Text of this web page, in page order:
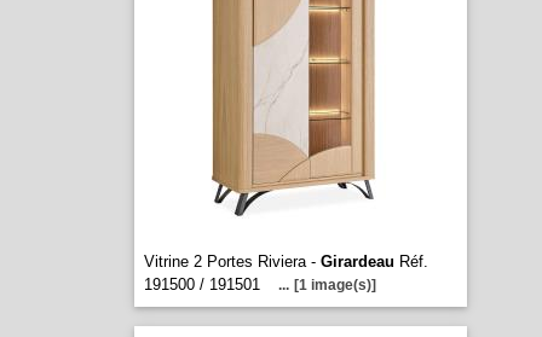
Vitrine 2 Portes Riviera - Girardeau Réf.
191500 / 191501
... [1 image(s)]